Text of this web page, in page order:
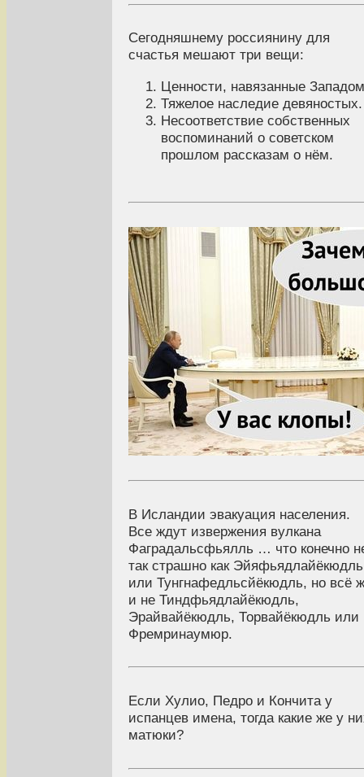
Сегодняшнему россиянину для
счастья мешают три вещи:
Ценности, навязанные
Тяжелое наследие девяностых.
Несоответствие собственных
воспоминаний о советском
прошлом рассказам о нём.
В Исландии эвакуация населения.
Все ждут извержения вулкана
Фаградальсфьялль … что конечно
так страшно как Эйяфьядлайёкюдль
или Тунгнафедльсйёкюдль, но всё
и не Тиндфьядлайёкюдль,
Эрайвайёкюдль, Торвайёкюдль или
Фремринаумюр.
Если Хулио, Педро и Кончита у
испанцев имена, тогда какие же у
матюки?